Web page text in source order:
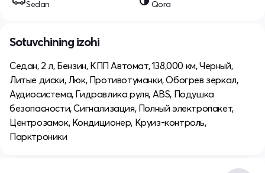
Sedan
Qora
Sotuvchining izohi
Седан, 2 л, Бензин, КПП Автомат, 138,000 км, Черный,
Литые диски, Люк, Противотуманки, Обогрев зеркал,
Аудиосистема, Гидравлика руля, ABS, Подушка
безопасности, Сигнализация, Полный электропакет,
Центрозамок, Кондиционер, Круиз-контроль,
Парктроники